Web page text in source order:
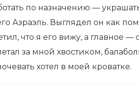
по назначению —
Азраэль. Выглядел он как
что я его вижу, а главное —
за мной хвостиком,
хотел в моей кроватке.